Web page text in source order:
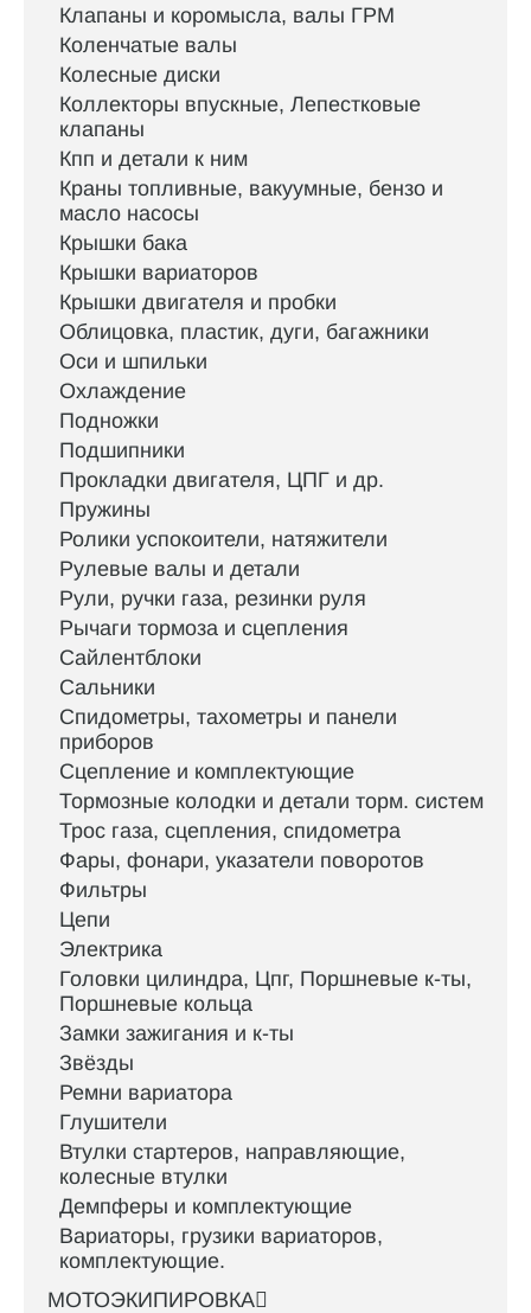
Клапаны и коромысла, валы ГРМ
Коленчатые валы
Колесные диски
Коллекторы впускные, Лепестковые
клапаны
Кпп и детали к ним
Краны топливные, вакуумные, бензо и
масло насосы
Крышки бака
Крышки вариаторов
Крышки двигателя и пробки
Облицовка, пластик, дуги, багажники
Оси и шпильки
Охлаждение
Подножки
Подшипники
Прокладки двигателя, ЦПГ и др.
Пружины
Ролики успокоители, натяжители
Рулевые валы и детали
Рули, ручки газа, резинки руля
Рычаги тормоза и сцепления
Сайлентблоки
Сальники
Спидометры, тахометры и панели
приборов
Сцепление и комплектующие
Тормозные колодки и детали торм. систем
Трос газа, сцепления, спидометра
Фары, фонари, указатели поворотов
Фильтры
Цепи
Электрика
Головки цилиндра, Цпг, Поршневые к-ты,
Поршневые кольца
Замки зажигания и к-ты
Звёзды
Ремни вариатора
Глушители
Втулки стартеров, направляющие,
колесные втулки
Демпферы и комплектующие
Вариаторы, грузики вариаторов,
комплектующие.
МОТОЭКИПИРОВКА